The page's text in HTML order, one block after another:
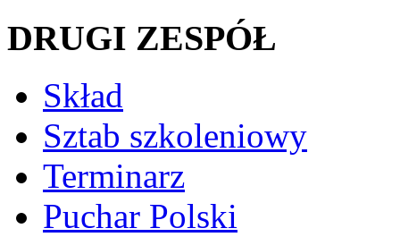
DRUGI ZESPÓŁ
Skład
Sztab szkoleniowy
Terminarz
Puchar Polski